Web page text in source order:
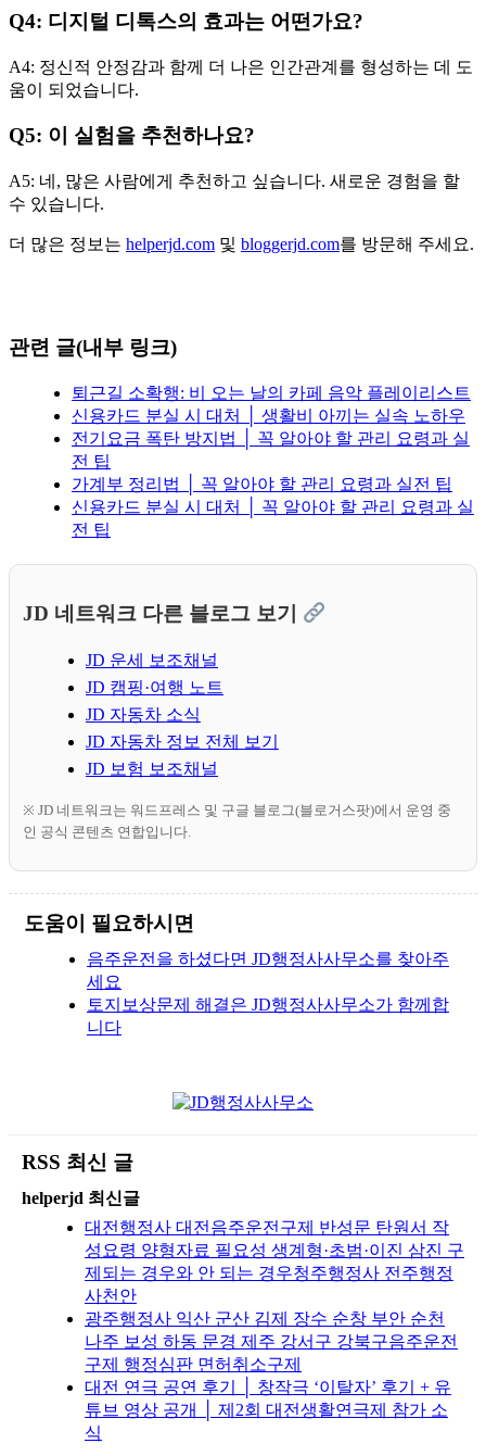
Q4: 디지털 디톡스의 효과는 어떤가요?
A4: 정신적 안정감과 함께 더 나은 인간관계를 형성하는 데 도
움이 되었습니다.
Q5: 이 실험을 추천하나요?
A5: 네, 많은 사람에게 추천하고 싶습니다. 새로운 경험을 할
수 있습니다.
더 많은 정보는 helperjd.com 및 bloggerjd.com를 방문해 주세요.
관련 글(내부 링크)
퇴근길 소확행: 비 오는 날의 카페 음악 플레이리스트
신용카드 분실 시 대처 │ 생활비 아끼는 실속 노하우
전기요금 폭탄 방지법 │ 꼭 알아야 할 관리 요령과 실
전 팁
가계부 정리법 │ 꼭 알아야 할 관리 요령과 실전 팁
신용카드 분실 시 대처 │ 꼭 알아야 할 관리 요령과 실
전 팁
JD 네트워크 다른 블로그 보기
JD 운세 보조채널
JD 캠핑·여행 노트
JD 자동차 소식
JD 자동차 정보 전체 보기
JD 보험 보조채널
※ JD 네트워크는 워드프레스 및 구글 블로그(블로거스팟)에서 운영 중
인 공식 콘텐츠 연합입니다.
도움이 필요하시면
음주운전을 하셨다면 JD행정사사무소를 찾아주
세요
토지보상문제 해결은 JD행정사사무소가 함께합
니다
RSS 최신 글
helperjd 최신글
대전행정사 대전음주운전구제 반성문 탄원서 작
성요령 양형자료 필요성 생계형·초범·이진 삼진 구
제되는 경우와 안 되는 경우청주행정사 전주행정
사천안
광주행정사 익산 군산 김제 장수 순창 부안 순천
나주 보성 하동 문경 제주 강서구 강북구음주운전
구제 행정심판 면허취소구제
대전 연극 공연 후기 │ 창작극 ‘이탈자’ 후기 + 유
튜브 영상 공개 │ 제2회 대전생활연극제 참가 소
식